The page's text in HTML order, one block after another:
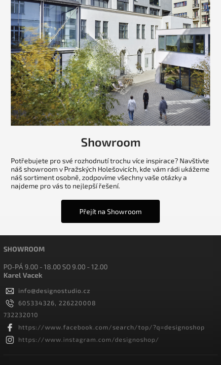
Showroom
Potřebujete pro své rozhodnutí trochu více inspirace? Navštivte
náš showroom v Pražských Holešovicích, kde vám rádi ukážeme
náš sortiment osobně, zodpovíme všechny vaše otázky a
najdeme pro vás to nejlepší řešení.
Přejít na Showroom
SHOWROOM
PO-PÁ 9.00 - 18.00 SO 9.00 - 12.00
Karel Vacek
info@designostudio.cz
605334326, 226220008
732232010
https://www.facebook.com/search/top/?q=designoshop
https://www.instagram.com/designoshop/